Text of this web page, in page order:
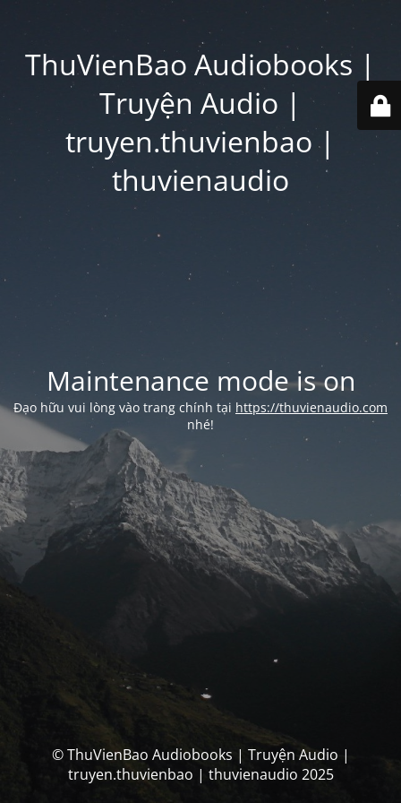
ThuVienBao Audiobooks |
Truyện Audio |
truyen.thuvienbao |
thuvienaudio
Maintenance mode is on
Đạo hữu vui lòng vào trang chính tại https://thuvienaudio.com
nhé!
© ThuVienBao Audiobooks | Truyện Audio |
truyen.thuvienbao | thuvienaudio 2025